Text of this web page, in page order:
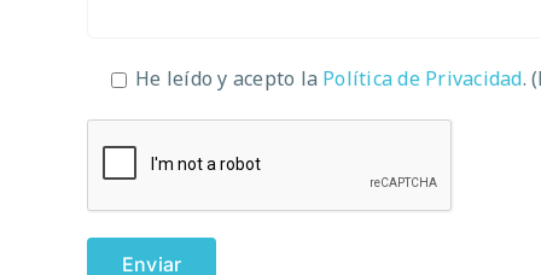
He leído y acepto la Política de Privacidad.